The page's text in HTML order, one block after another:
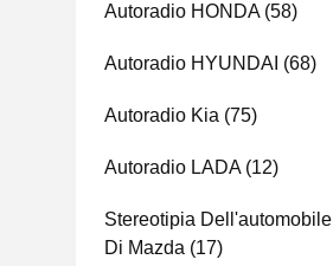
Autoradio HONDA(58)
Autoradio HYUNDAI (68)
Autoradio Kia (75)
Autoradio LADA(12)
Stereotipia Dell'automobile
Di Mazda (17)